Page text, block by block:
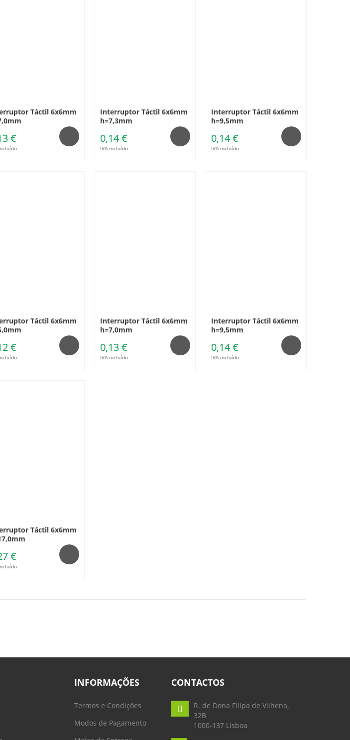
Táctil 6x6mm
€
Interruptor Táctil 6x6mm
h=7,3mm
0,14 €
IVA incluído
Interruptor Táctil 6x6mm
h=9,5mm
0,14 €
IVA incluído
Táctil 6x6mm
€
Interruptor Táctil 6x6mm
h=7,0mm
0,13 €
IVA incluído
Interruptor Táctil 6x6mm
h=9,5mm
0,14 €
IVA incluído
Táctil 6x6mm
€
INFORMAÇÕES
Termos e Condições
Modos de Pagamento
CONTACTOS
R. de Dona Filipa de Vilhena,
32B
1000-137 Lisboa